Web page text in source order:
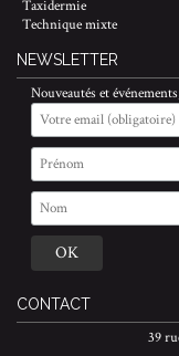
Taxidermie
Technique mixte
NEWSLETTER
Nouveautés et
CONTACT
39